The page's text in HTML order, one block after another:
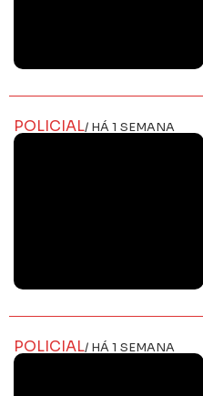
POLICIAL/ HÁ 1 SEMANA
POLICIAL/ HÁ 1 SEMANA